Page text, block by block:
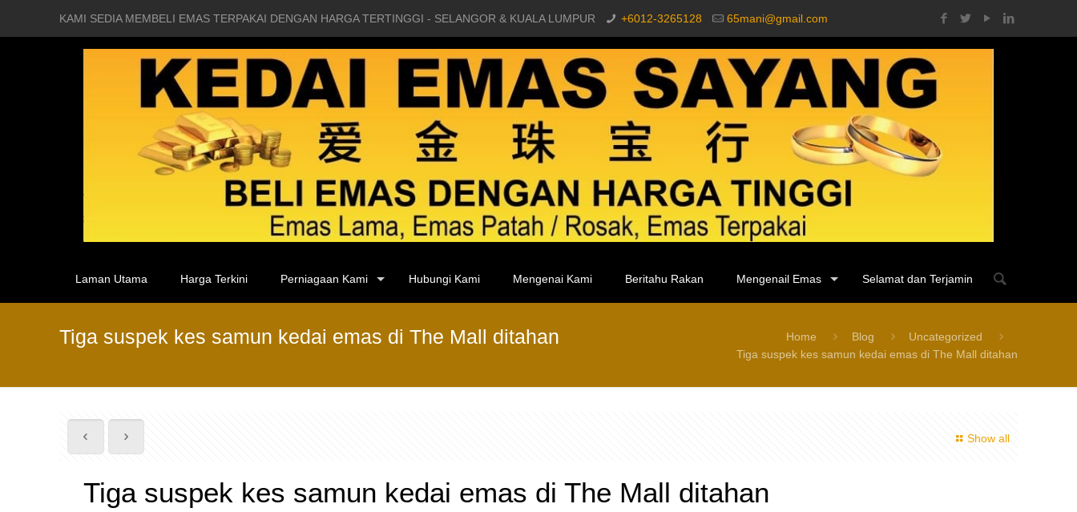
KAMI SEDIA MEMBELI EMAS TERPAKAI DENGAN HARGA TERTINGGI - SELANGOR & KUALA LUMPUR +6012-3265128 65mani@gmail.com
Laman Utama Harga Terkini Perniagaan Kami Hubungi Kami Mengenai Kami Beritahu Rakan Mengenail Emas Selamat dan Terjamin
Tiga suspek kes samun kedai emas di The Mall ditahan Home Blog
Uncategorized
Tiga suspek kes samun kedai emas di The Mall ditahan
Show all
Tiga suspek kes samun kedai emas di The Mall ditahan